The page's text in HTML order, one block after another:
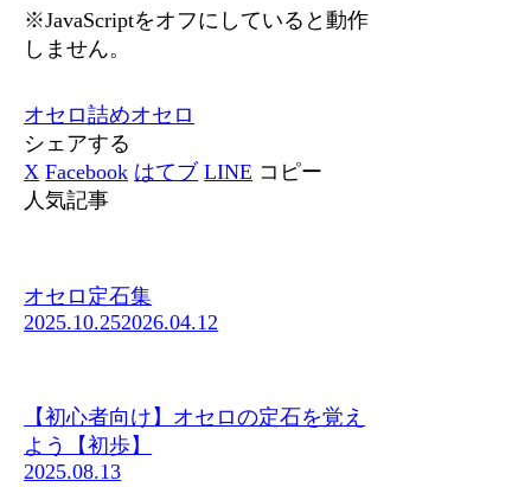
※JavaScriptをオフにしていると動作
しません。
オセロ詰めオセロ
シェアする
X Facebook はてブ LINE コピー
人気記事
オセロ定石集
2025.10.252026.04.12
【初心者向け】オセロの定石を覚え
よう【初歩】
2025.08.13